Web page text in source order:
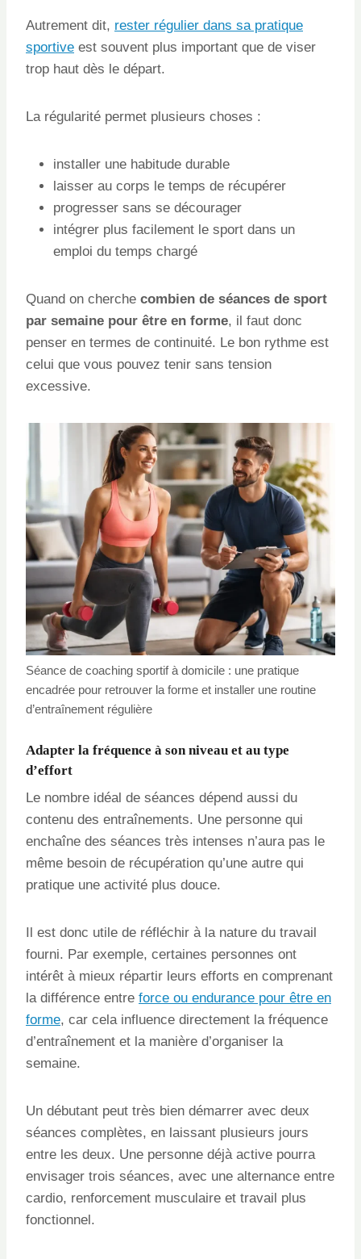
Autrement dit, rester régulier dans sa pratique
sportive est souvent plus important que de viser
trop haut dès le départ.
La régularité permet plusieurs choses :
installer une habitude durable
laisser au corps le temps de récupérer
progresser sans se décourager
intégrer plus facilement le sport dans un
emploi du temps chargé
Quand on cherche combien de séances de sport
par semaine pour être en forme, il faut donc
penser en termes de continuité. Le bon rythme est
celui que vous pouvez tenir sans tension
excessive.
Séance de coaching sportif à domicile : une pratique
encadrée pour retrouver la forme et installer une routine
d’entraînement régulière
Adapter la fréquence à son niveau et au type
d’effort
Le nombre idéal de séances dépend aussi du
contenu des entraînements. Une personne qui
enchaîne des séances très intenses n’aura pas le
même besoin de récupération qu’une autre qui
pratique une activité plus douce.
Il est donc utile de réfléchir à la nature du travail
fourni. Par exemple, certaines personnes ont
intérêt à mieux répartir leurs efforts en comprenant
la différence entre force ou endurance pour être en
forme, car cela influence directement la fréquence
d’entraînement et la manière d’organiser la
semaine.
Un débutant peut très bien démarrer avec deux
séances complètes, en laissant plusieurs jours
entre les deux. Une personne déjà active pourra
envisager trois séances, avec une alternance entre
cardio, renforcement musculaire et travail plus
fonctionnel.